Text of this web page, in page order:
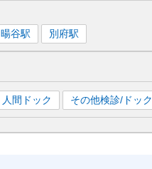
暘谷駅 別府駅
人間ドック その他検診/ドック